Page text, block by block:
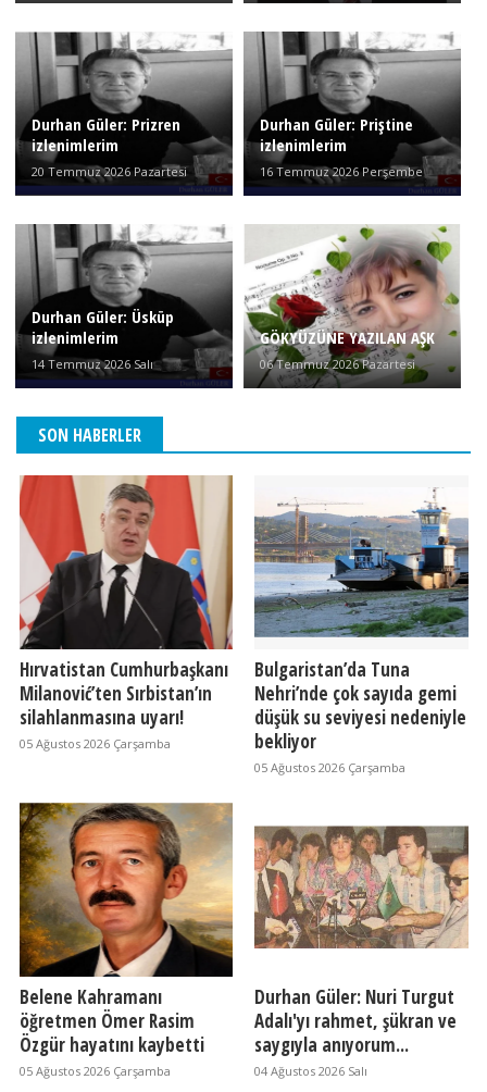
Durhan Güler: Prizren
izlenimlerim
20 Temmuz 2026 Pazartesi
Durhan Güler: Priştine
izlenimlerim
16 Temmuz 2026 Perşembe
Durhan Güler: Üsküp
izlenimlerim
14 Temmuz 2026 Salı
GÖKYÜZÜNE YAZILAN AŞK
06 Temmuz 2026 Pazartesi
SON HABERLER
Hırvatistan Cumhurbaşkanı
Milanović’ten Sırbistan’ın
silahlanmasına uyarı!
05 Ağustos 2026 Çarşamba
Bulgaristan’da Tuna
Nehri’nde çok sayıda gemi
düşük su seviyesi nedeniyle
bekliyor
05 Ağustos 2026 Çarşamba
Belene Kahramanı
öğretmen Ömer Rasim
Özgür hayatını kaybetti
05 Ağustos 2026 Çarşamba
Durhan Güler: Nuri Turgut
Adalı'yı rahmet, şükran ve
saygıyla anıyorum...
04 Ağustos 2026 Salı